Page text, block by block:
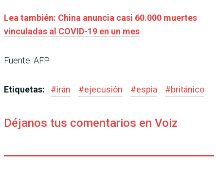
Lea también: China anuncia casi 60.000 muertes
vinculadas al COVID-19 en un mes
Fuente: AFP
Etiquetas: #irán #ejecusión #espia #británico
Déjanos tus comentarios en Voiz